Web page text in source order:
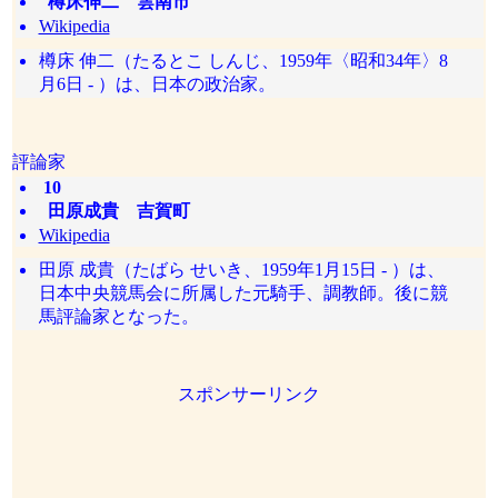
Wikipedia
樽床 伸二（たるとこ しんじ、1959年〈昭和34年〉8
月6日 - ）は、日本の政治家。
評論家
10
田原成貴 吉賀町
Wikipedia
田原 成貴（たばら せいき、1959年1月15日 - ）は、
日本中央競馬会に所属した元騎手、調教師。後に競
馬評論家となった。
スポンサーリンク